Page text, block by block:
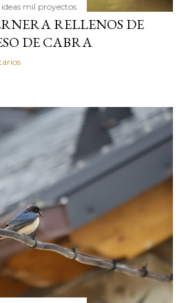
ideas mil proyectos
RELLENOS DE
DE CABRA